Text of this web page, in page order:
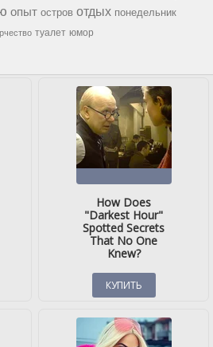
опыт остров отдых понедельник
туалет юмор